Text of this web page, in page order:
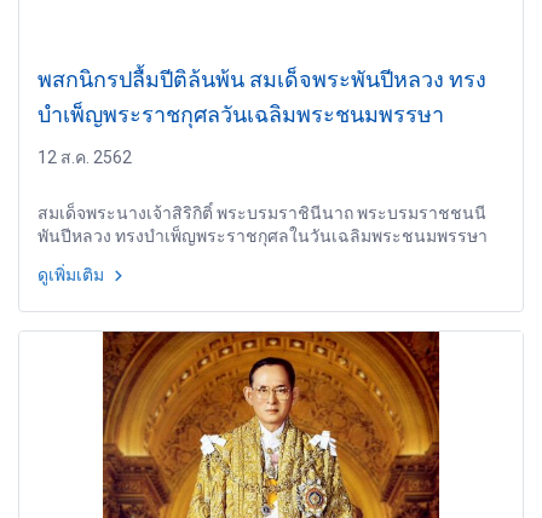
พสกนิกรปลื้มปีติล้นพ้น สมเด็จพระพันปีหลวง ทรง
บำเพ็ญพระราชกุศลวันเฉลิมพระชนมพรรษา
12 ส.ค. 2562
สมเด็จพระนางเจ้าสิริกิติ์ พระบรมราชินีนาถ พระบรมราชชนนี
พันปีหลวง ทรงบำเพ็ญพระราชกุศลในวันเฉลิมพระชนมพรรษา
ดูเพิ่มเติม